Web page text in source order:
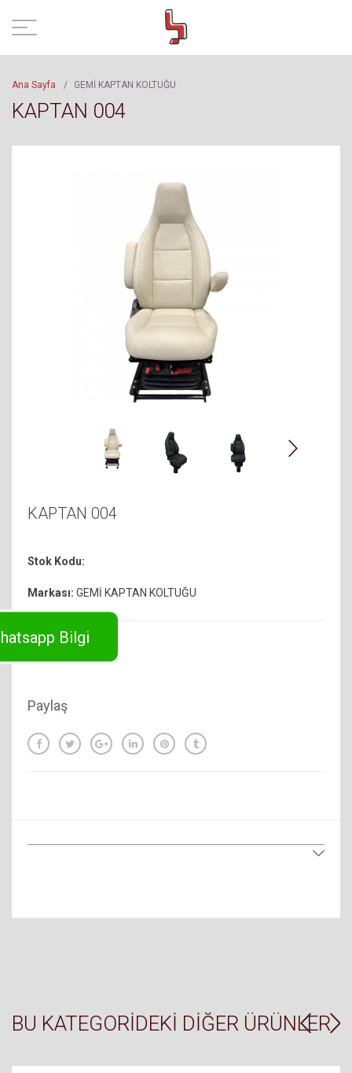
Ana Sayfa / GEMİ KAPTAN KOLTUĞU
KAPTAN 004
KAPTAN 004
Stok Kodu:
Markası: GEMİ KAPTAN KOLTUĞU
Bilgi
Paylaş
BU KATEGORIDEKI DIĞER ÜRÜNLER